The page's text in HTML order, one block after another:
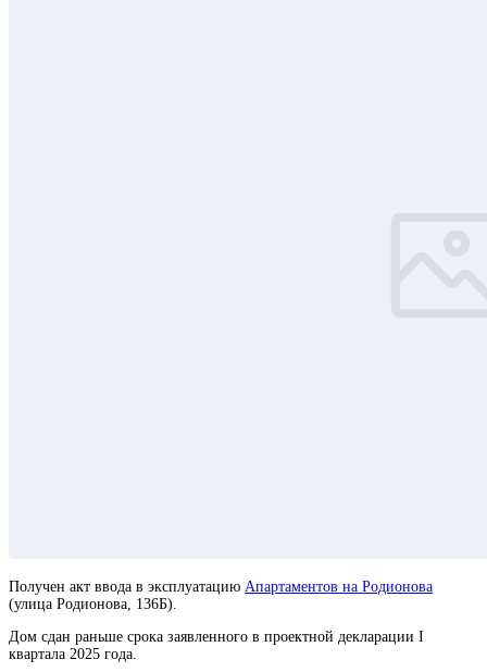
Получен акт ввода в эксплуатацию Апартаментов на Родионова
(улица Родионова, 136Б).
Дом сдан раньше срока заявленного в проектной декларации I
квартала 2025 года.